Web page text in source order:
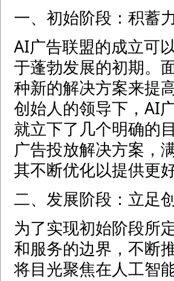
一、初始阶段：积蓄
AI广告联盟的成立可
于蓬勃发展的初期。
种新的解决方案来提
创始人的领导下，AI
就立下了几个明确的
广告投放解决方案，
其不断优化以提供更
二、发展阶段：立足
为了实现初始阶段所
和服务的边界，不断
将目光聚焦在人工智